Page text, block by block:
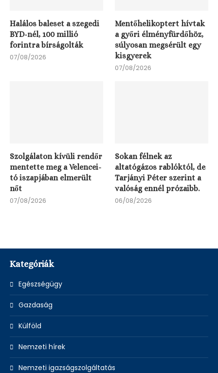
A Tisza-frakció több helyszínen vízosztást szervez
Budapesten.
05/08/2026
motorvonatot...
Halálos baleset a szegedi
BYD-nél, 100 millió
forintra bírságolták
07/08/2026
Mentőhelikoptert hívtak
a győri élményfürdőhöz,
súlyosan megsérült egy
kisgyerek
07/08/2026
Szolgálaton kívüli rendőr
mentette meg a Velencei-
tó iszapjában elmerült
nőt
07/08/2026
Sokan félnek az
altatógázos rablóktól, de
Tarjányi Péter szerint a
valóság ennél prózaibb.
06/08/2026
Kategóriák
Egészségügy
Gazdaság
Külföld
Nemzeti hírek
Nemzeti igazságszolgáltatás